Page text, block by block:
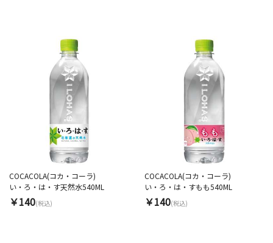
COCACOLA(コカ・コーラ)
い・ろ・は・す天然水540ML
￥140(税込)
COCACOLA(コカ・コーラ)
い・ろ・は・すもも540ML
￥140(税込)